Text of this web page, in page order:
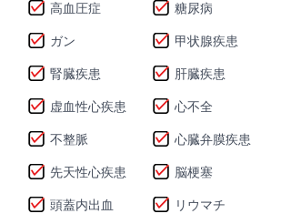
高血圧症
ガン
腎臓疾患
虚血性心疾患
不整脈
先天性心疾患
頭蓋内出血
糖尿病
甲状腺疾患
肝臓疾患
心不全
心臓弁膜疾患
脳梗塞
リウマチ